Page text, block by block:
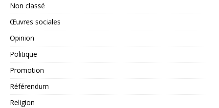
Non classé
Œuvres sociales
Opinion
Politique
Promotion
Référendum
Religion